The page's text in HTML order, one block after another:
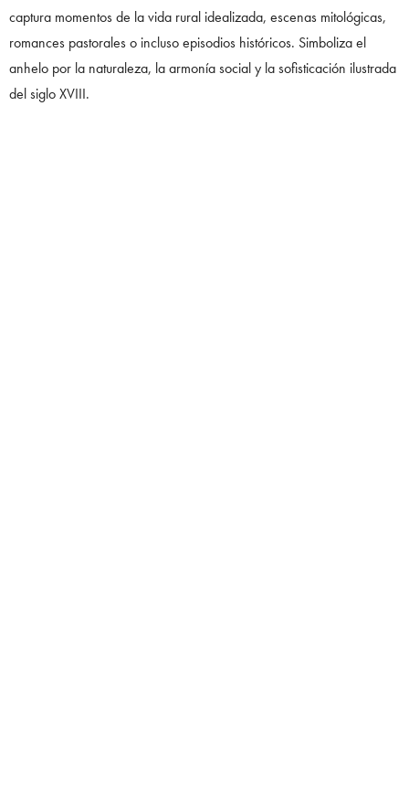
captura momentos de la vida rural idealizada, escenas mitológicas,
romances pastorales o incluso episodios históricos. Simboliza el
anhelo por la naturaleza, la armonía social y la sofisticación ilustrada
del siglo XVIII.